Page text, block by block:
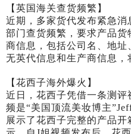
【英国海关查货频繁】
近期，多家货代发布紧急
部门查货频繁，要求产品
商信息，包括公司名、地
无英代信息和生产商信息，
【花西子海外爆火】
近日，花西子凭借一条测
频是“美国顶流美妆博主
展示了花西子完整的产品